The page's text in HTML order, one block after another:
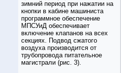
зимний период при нажатии на
кнопки в кабине машиниста
программное обеспечение
МПСУиД обеспечивает
включение клапанов на всех
секциях. Подвод сжатого
воздуха производится от
трубопровода питательное
магистрали (рис. 3).